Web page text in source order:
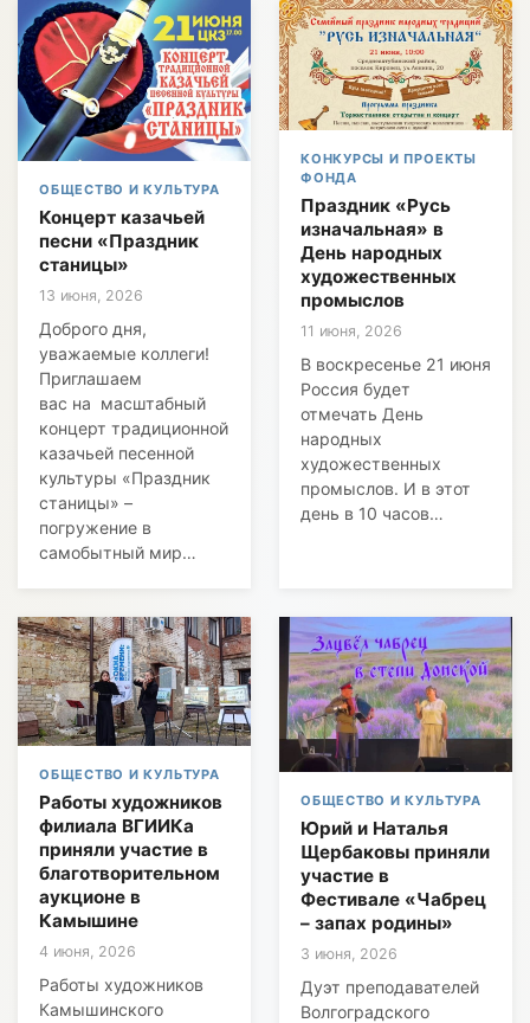
ОБЩЕСТВО И КУЛЬТУРА
Концерт казачьей
песни «Праздник
станицы»
13 июня, 2026
Доброго дня,
уважаемые коллеги!
Приглашаем
вас на масштабный
концерт традиционной
казачьей песенной
культуры «Праздник
станицы» –
погружение в
самобытный мир…
КОНКУРСЫ И ПРОЕКТЫ
ФОНДА
Праздник «Русь
изначальная» в
День народных
художественных
промыслов
11 июня, 2026
В воскресенье 21 июня
Россия будет
отмечать День
народных
художественных
промыслов. И в этот
день в 10 часов…
ОБЩЕСТВО И КУЛЬТУРА
Работы художников
филиала ВГИИКа
приняли участие в
благотворительном
аукционе в
Камышине
4 июня, 2026
Работы художников
Камышинского
ОБЩЕСТВО И КУЛЬТУРА
Юрий и Наталья
Щербаковы приняли
участие в
Фестивале «Чабрец
– запах родины»
3 июня, 2026
Дуэт преподавателей
Волгоградского